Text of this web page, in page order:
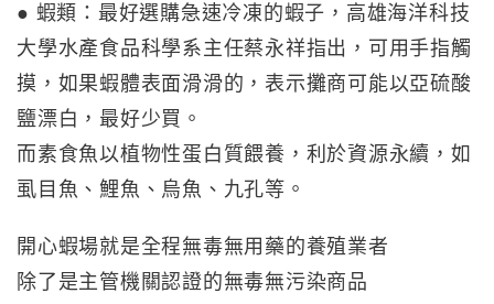
● 蝦類：最好選購急速冷凍的蝦子，高雄海洋科技
大學水產食品科學系主任蔡永祥指出，可用手指觸
摸，如果蝦體表面滑滑的，表示攤商可能以亞硫酸
鹽漂白，最好少買。
而素食魚以植物性蛋白質餵養，利於資源永續，如
虱目魚、鯉魚、烏魚、九孔等。
開心蝦場就是全程無毒無用藥的養殖業者
除了是主管機關認證的無毒無污染商品